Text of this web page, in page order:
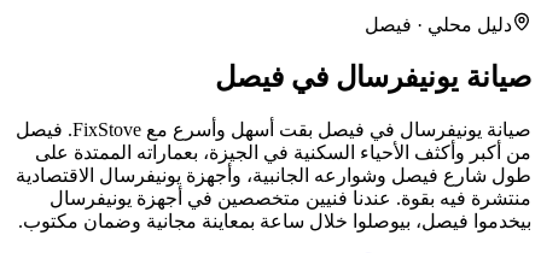
دليل محلي · فيصل
صيانة يونيفرسال في فيصل
صيانة يونيفرسال في فيصل بقت أسهل وأسرع مع FixStove. فيصل
من أكبر وأكثف الأحياء السكنية في الجيزة، بعماراته الممتدة على
طول شارع فيصل وشوارعه الجانبية، وأجهزة يونيفرسال الاقتصادية
منتشرة فيه بقوة. عندنا فنيين متخصصين في أجهزة يونيفرسال
بيخدموا فيصل، بيوصلوا خلال ساعة بمعاينة مجانية وضمان مكتوب.